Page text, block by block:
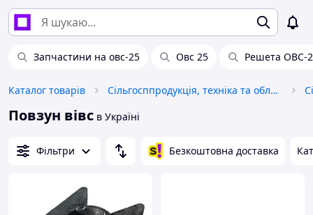
Запчастини на овс-25 Овс 25 Решета ОВС-
Каталог товарів Сільгосппродукція, техніка та обладнання
Повзун вівс в Україні
Фільтри Безкоштовна доставка